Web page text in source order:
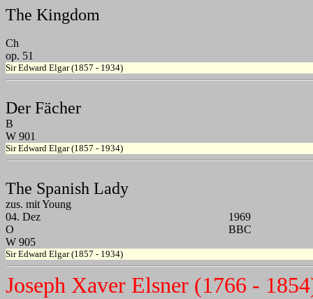
The Kingdom
Ch
op. 51
Sir Edward Elgar (1857 - 1934)
Der Fächer
B
W 901
Sir Edward Elgar (1857 - 1934)
The Spanish Lady
zus. mit Young
04. Dez
1969
O
BBC
W 905
Sir Edward Elgar (1857 - 1934)
Joseph Xaver Elsner (1766 -